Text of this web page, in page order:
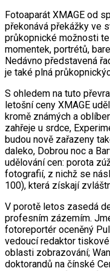
Fotoaparát XMAGE od
překonává překážky ve
průkopnické možnosti
momentek, portrétů,
Nedávno představená
je také plná
S ohledem na tuto
letošní ceny XMAGE
kromě známých a
zahřeje u srdce,
budou nově zařazeny
daleko, Dobrou noc a
udělování cen: porota
fotografií, z nichž se
100), která získají
V porotě letos zasedá
profesním zázemím.
fotoreportér oceněný
vedoucí redaktor
oblasti zobrazování;
doktorandů na čínské